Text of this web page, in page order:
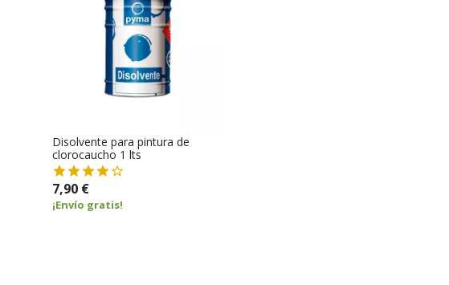
Disolvente para pintura de
clorocaucho 1 lts
7,90 €
¡Envío gratis!